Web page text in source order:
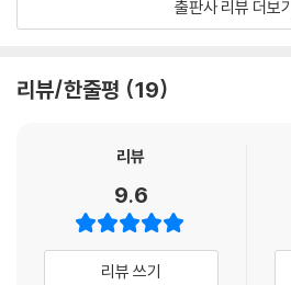
:: 작업치료사 선생님과 함께하는 언어 발
PART 8 3~7세 엄마들이 가장 궁금해하는
◆ 그저 조금 느리고 예민할 뿐이라고 치부
달을 위한 많은 활동을 하던 부모들도 아이
시기인데 말이죠. 크면서 나아질 거라고, 타
면 안 됩니다. 발달이라는 것은 신체, 언어,
역들과 서로 연결되어 있기에, 그 시기를 놓
출판사 리뷰 더보
리뷰/한줄평 19
리뷰
9.6
리뷰 쓰기